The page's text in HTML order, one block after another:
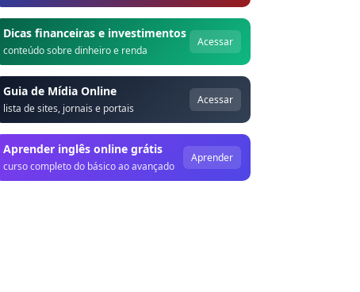
Dicas financeiras e investimentos
conteúdo sobre dinheiro e renda
Acessar
Guia de Mídia Online
lista de sites, jornais e portais
Acessar
Aprender inglês online grátis
curso completo do básico ao avançado
Aprender